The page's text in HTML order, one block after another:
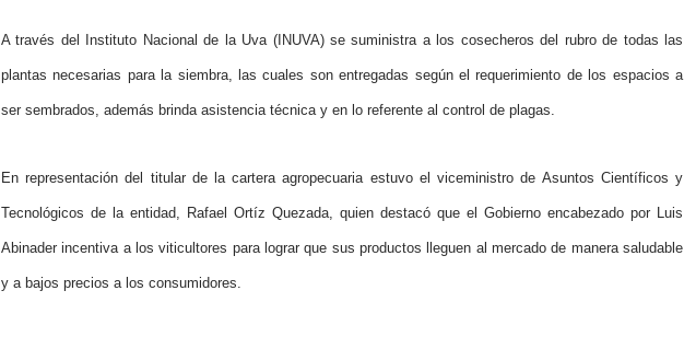
A través del Instituto Nacional de la Uva (INUVA) se suministra a los cosecheros del rubro de todas las
plantas necesarias para la siembra, las cuales son entregadas según el requerimiento de los espacios a
ser sembrados, además brinda asistencia técnica y en lo referente al control de plagas.
En representación del titular de la cartera agropecuaria estuvo el viceministro de Asuntos Científicos y
Tecnológicos de la entidad, Rafael Ortíz Quezada, quien destacó que el Gobierno encabezado por Luis
Abinader incentiva a los viticultores para lograr que sus productos lleguen al mercado de manera saludable
y a bajos precios a los consumidores.